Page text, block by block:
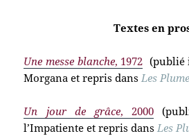
Textes en
Une messe blanche, 1972 (publié
Morgana et repris dansLes
Un jour de grâce, 2000
l’Impatiente et repris dansLes